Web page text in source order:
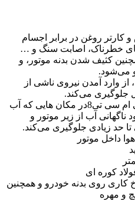
کارتر روغن در برابر اجسام
خطرناک، اصابت سنگ و …
کثیف شدن بدنه موتور، و
می‌شود.
وارد آمدن نیروی ناشی از
جلوگیری می‌کند.
سینی زیر موتور فابریک کی ام سی تی8در مکان هایی که آب
آب از زیر موتور و
حد زیادی جلوگیری می‌کند.
داخل موتور
کوره ای
کاری روی بدنه خودرو و همچنین
و مهره